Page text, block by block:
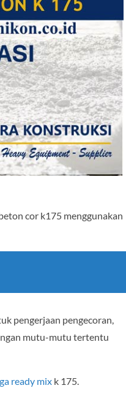
cor k175 menggunakan
pengerjaan pengecoran,
mutu-mutu tertentu
ready mix k 175.